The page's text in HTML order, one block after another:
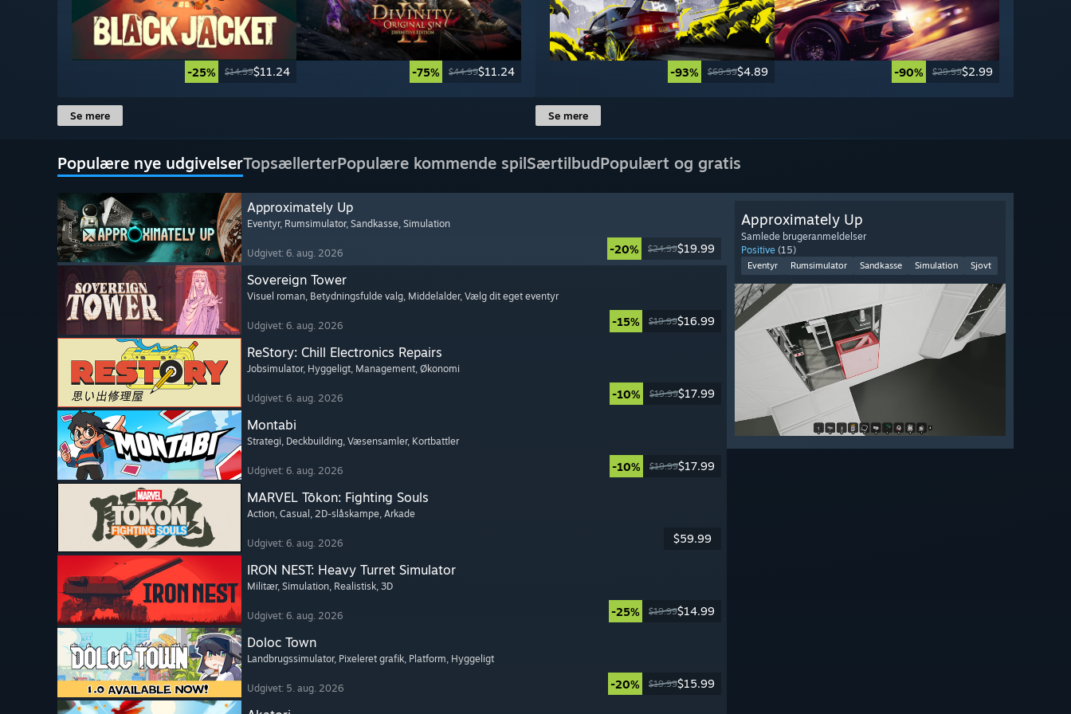
-25% $14.99$11.24 -75% $44.99$11.24
Se mere
-93% $69.99$4.89 -90% $29.99$2.99
Se mere
Populære nye udgivelserTopsællerterPopulære kommende spilSærtilbudPopulært og gratis
Approximately Up
Eventyr, Rumsimulator, Sandkasse, Simulation
Udgivet: 6. aug. 2026 -20% $24.99$19.99
Sovereign Tower
Visuel roman, Betydningsfulde valg, Middelalder, Vælg dit eget eventyr
Udgivet: 6. aug. 2026 -15% $19.99$16.99
ReStory: Chill Electronics Repairs
Jobsimulator, Hyggeligt, Management, Økonomi
Udgivet: 6. aug. 2026 -10% $19.99$17.99
Montabi
Strategi, Deckbuilding, Væsensamler, Kortbattler
Udgivet: 6. aug. 2026 -10% $19.99$17.99
MARVEL Tōkon: Fighting Souls
Action, Casual , 2D-slåskampe, Arkade
Udgivet: 6. aug. 2026 $59.99
IRON NEST: Heavy Turret Simulator
Militær, Simulation, Realistisk, 3D
Udgivet: 6. aug. 2026 -25% $19.99$14.99
Doloc Town
Landbrugssimulator, Pixeleret grafik, Platform, Hyggeligt
Udgivet: 5. aug. 2026 -20% $19.99$15.99
Approximately Up
Samlede brugeranmeldelser
Positive (15)
Eventyr Rumsimulator Sandkasse Simulation Sjovt